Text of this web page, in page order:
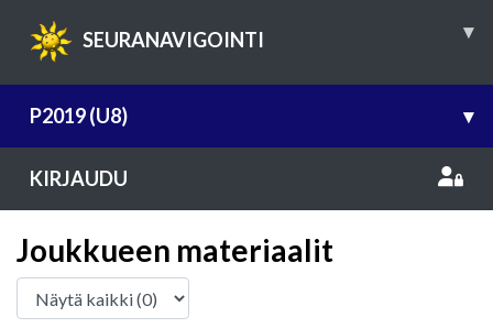
SEURANAVIGOINTI ▾
P2019 (U8) ▾
KIRJAUDU
Joukkueen materiaalit